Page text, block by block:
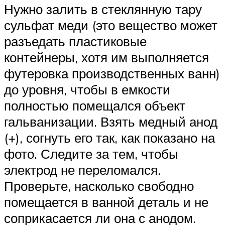
Нужно залить в стеклянную тару
сульфат меди (это вещество может
разъедать пластиковые
контейнеры, хотя им выполняется
футеровка производственных ванн)
до уровня, чтобы в емкости
полностью помещался объект
гальванизации. Взять медный анод
(+), согнуть его так, как показано на
фото. Следите за тем, чтобы
электрод не переломался.
Проверьте, насколько свободно
помещается в ванной деталь и не
соприкасается ли она с анодом.